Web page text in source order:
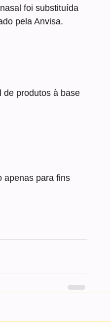
foi substituída
pela Anvisa.
de produtos à base
apenas para fins